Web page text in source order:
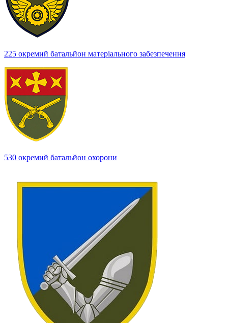
225 окремий батальйон матеріального забезпечення
530 окремий батальйон охорони